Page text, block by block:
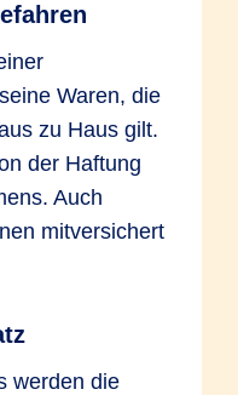
Waren, die
zu Haus gilt.
der Haftung
Auch
mitversichert
werden die